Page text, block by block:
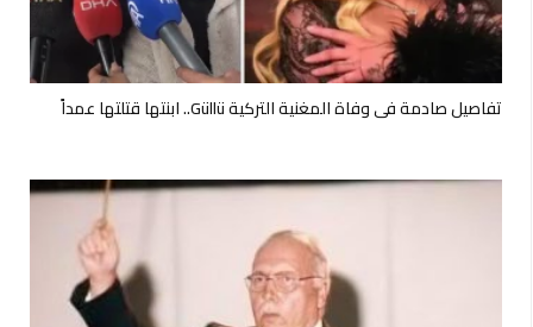
تفاصيل صادمة في وفاة المغنية التركية Güllü.. ابنتها قتلتها عمداً